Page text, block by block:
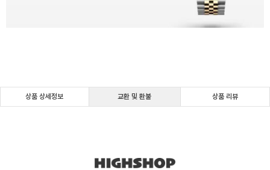
상품 상세정보 교환 및 환불 상품 리뷰